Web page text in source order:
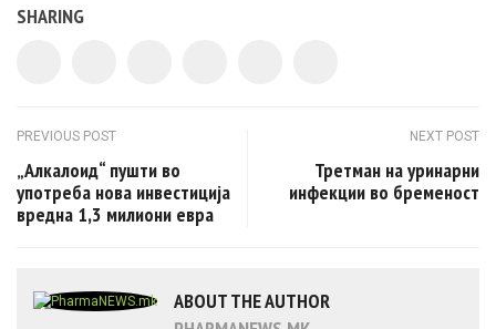
SHARING
Post navigation
PREVIOUS POST
„Алкалоид“ пушти во
употреба нова инвестиција
вредна 1,3 милиони евра
NEXT POST
Третман на уринарни
инфекции во бременост
ABOUT THE AUTHOR